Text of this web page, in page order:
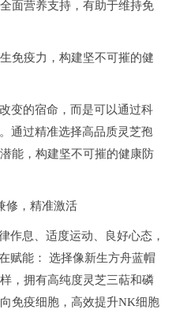
面营养支持，有助于维持免
免疫力，构建坚不可摧的健
变的宿命，而是可以通过科
通过精准选择高品质灵芝孢
能，构建坚不可摧的健康防
修，精准激活
作息、适度运动、良好心态，
赋能： 选择像新生方舟蓝帽
，拥有高纯度灵芝三萜和磷
免疫细胞，高效提升NK细胞